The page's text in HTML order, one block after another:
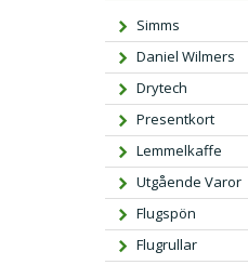
Simms
Daniel Wilmers
Drytech
Presentkort
Lemmelkaffe
Utgående Varor
Flugspön
Flugrullar